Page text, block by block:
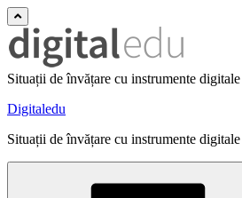
Situații de învățare cu instrumente
Digitaledu
Situații de învățare cu instrumente